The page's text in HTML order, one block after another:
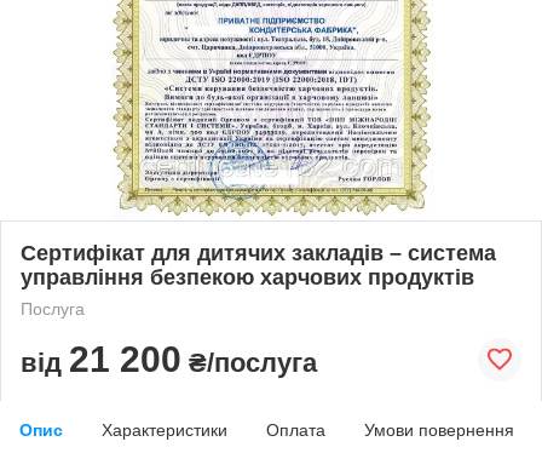
Сертифікат для дитячих закладів – система
управління безпекою харчових продуктів
Послуга
від 21 200 ₴/послуга
Опис Характеристики Оплата Умови повернення